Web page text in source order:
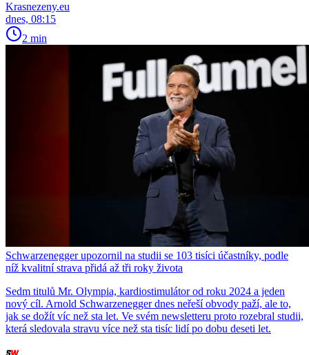
Krasnezeny.eu
dnes, 08:15
2 min
Schwarzenegger upozornil na studii se 103 tisíci účastníky, podle
níž kvalitní strava přidá až tři roky života
Sedm titulů Mr. Olympia, kardiostimulátor od roku 2024 a jeden
nový cíl. Arnold Schwarzenegger dnes neřeší obvody paží, ale to,
jak se dožít víc než sta let. Ve svém newsletteru proto rozebral studii,
která sledovala stravu více než sta tisíc lidí po dobu deseti let.